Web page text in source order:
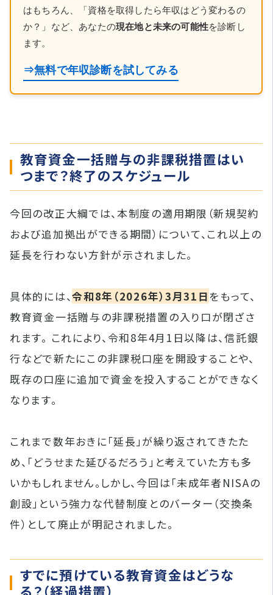
はもちろん、「資格を取得したら年収はどう変わるの
か？」など、あなたの現在地と未来の可能性を診断し
ます。
⇒無料で年収診断を試してみる
教育資金一括贈与の非課税措置はい
つまで？終了のスケジュール
今回の改正大綱では、本制度の適用期限（新規契約
および追加拠出ができる期間）について、これ以上の
延長を行わない方針が示されました。
具体的には、令和8年（2026年）3月31日をもって、
教育資金一括贈与の非課税措置の入り口が閉ざさ
れます。 これにより、令和8年4月1日以降は、信託銀
行などで新たにこの非課税口座を開設することや、
既存の口座に追加で資金を投入することができなく
なります。
これまで数年おきに「延長」が繰り返されてきたた
め、「どうせまた延びるだろう」と考えていた方も多
いかもしれません。しかし、今回は「未成年者NISAの
創設」という強力な代替制度とのバーター（交換条
件）として廃止が明記されました。
すでに預けている教育資金はどうな
る？（経過措置）